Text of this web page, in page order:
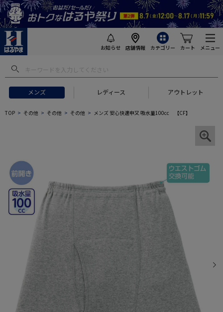
お知らせ 店舗情報 カテゴリー カート メニュー
メンズ レディース アウトレット
TOP その他 その他 その他 メンズ 安心快適申又 吸水量100cc 【CF】